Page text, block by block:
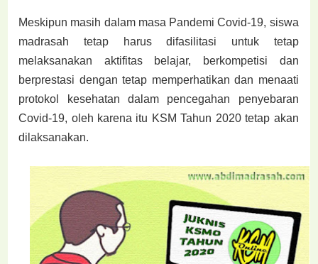
Meskipun masih dalam masa Pandemi Covid-19, siswa
madrasah tetap harus difasilitasi untuk tetap
melaksanakan aktifitas belajar, berkompetisi dan
berprestasi dengan tetap memperhatikan dan menaati
protokol kesehatan dalam pencegahan penyebaran
Covid-19, oleh karena itu KSM Tahun 2020 tetap akan
dilaksanakan.